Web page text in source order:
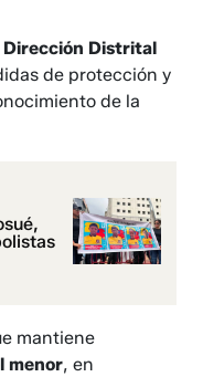
Dirección Distrital
de protección y
de la
mantiene
menor, en